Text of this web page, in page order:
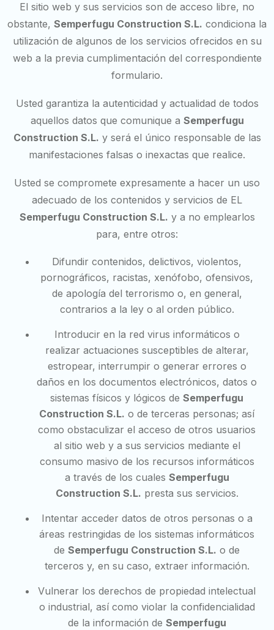
El sitio web y sus servicios son de acceso libre, no
obstante, Semperfugu Construction S.L. condiciona la
utilización de algunos de los servicios ofrecidos en su
web a la previa cumplimentación del correspondiente
formulario.
Usted garantiza la autenticidad y actualidad de todos
aquellos datos que comunique a Semperfugu
Construction S.L. y será el único responsable de las
manifestaciones falsas o inexactas que realice.
Usted se compromete expresamente a hacer un uso
adecuado de los contenidos y servicios de EL
Semperfugu Construction S.L. y a no emplearlos
para, entre otros:
Difundir contenidos, delictivos, violentos,
pornográficos, racistas, xenófobo, ofensivos,
de apología del terrorismo o, en general,
contrarios a la ley o al orden público.
Introducir en la red virus informáticos o
realizar actuaciones susceptibles de alterar,
estropear, interrumpir o generar errores o
daños en los documentos electrónicos, datos o
sistemas físicos y lógicos de Semperfugu
Construction S.L. o de terceras personas; así
como obstaculizar el acceso de otros usuarios
al sitio web y a sus servicios mediante el
consumo masivo de los recursos informáticos
a través de los cuales Semperfugu
Construction S.L. presta sus servicios.
Intentar acceder datos de otros personas o a
áreas restringidas de los sistemas informáticos
de Semperfugu Construction S.L. o de
terceros y, en su caso, extraer información.
Vulnerar los derechos de propiedad intelectual
o industrial, así como violar la confidencialidad
de la información de Semperfugu